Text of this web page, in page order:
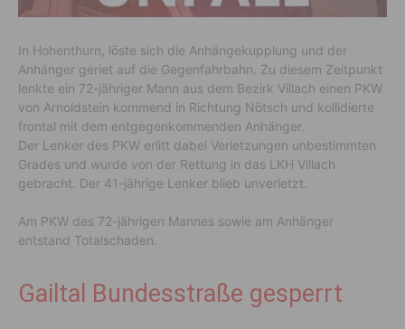
In Hohenthurn, löste sich die Anhängekupplung und der
Anhänger geriet auf die Gegenfahrbahn. Zu diesem Zeitpunkt
lenkte ein 72-jähriger Mann aus dem Bezirk Villach einen PKW
von Arnoldstein kommend in Richtung Nötsch und kollidierte
frontal mit dem entgegenkommenden Anhänger.
Der Lenker des PKW erlitt dabei Verletzungen unbestimmten
Grades und wurde von der Rettung in das LKH Villach
gebracht. Der 41-jährige Lenker blieb unverletzt.
Am PKW des 72-jährigen Mannes sowie am Anhänger
entstand Totalschaden.
Gailtal Bundesstraße gesperrt